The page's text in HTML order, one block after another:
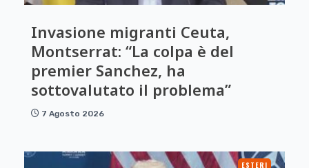
Invasione migranti Ceuta,
Montserrat: “La colpa è del
premier Sanchez, ha
sottovalutato il problema”
7 Agosto 2026
ESTERI